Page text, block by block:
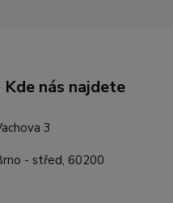
Kde nás najdete
3
- střed, 60200